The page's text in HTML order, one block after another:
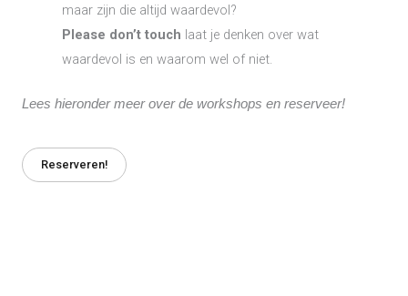
maar zijn die altijd waardevol?
Please don’t touch laat je denken over wat
waardevol is en waarom wel of niet.
Lees hieronder meer over de workshops en reserveer!
Reserveren!